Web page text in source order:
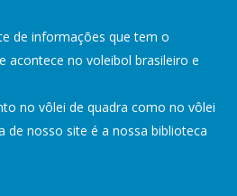
de informações que tem o
acontece no voleibol brasileiro e
no vôlei de quadra como no vôlei
de nosso site é a nossa biblioteca